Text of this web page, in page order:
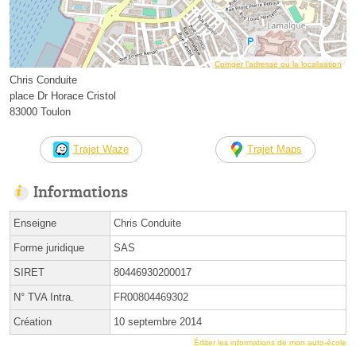
Corriger l’adresse ou la localisation
Chris Conduite
place Dr Horace Cristol
83000 Toulon
Trajet Waze Trajet Maps
Informations
Enseigne Chris Conduite
Forme juridique SAS
SIRET 80446930200017
N° TVA Intra. FR00804469302
Création 10 septembre 2014
Éditer les informations de mon auto-école